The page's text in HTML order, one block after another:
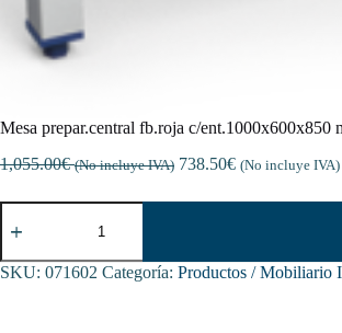
Mesa prepar.central fb.roja c/ent.1000x600x850
1,055.00€ (No incluye IVA) 738.50€ (No incluye IVA)
Mesa
prepar.central
c/ent.1000x600x850
mm.
SKU: 071602 Categoría: Productos / Mobiliario